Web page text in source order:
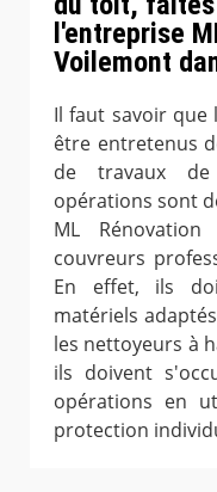
l'entreprise
Voilemont
Il faut savoir que
être entretenus
de travaux de
opérations sont
ML
couvreurs
En effet, ils
matériels
les nettoyeurs à
ils doivent
opérations en
protection